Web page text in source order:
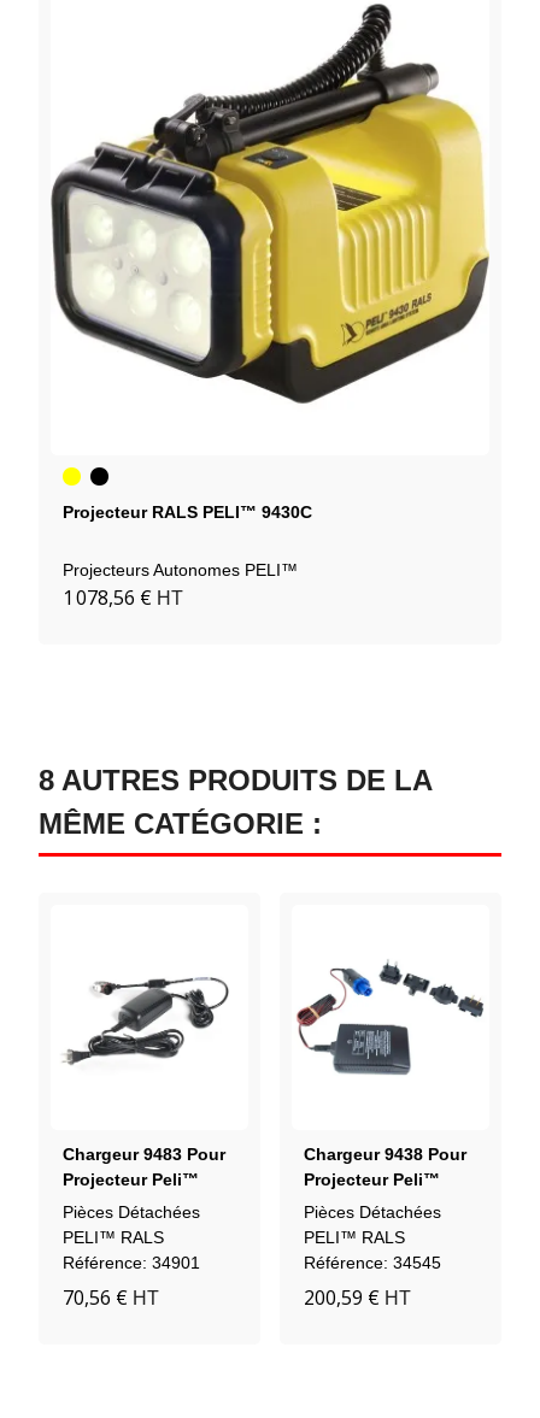
Jaune
Noir
Projecteur RALS PELI™ 9430C
Projecteurs Autonomes PELI™
1 078,56 € HT
8 AUTRES PRODUITS DE LA
MÊME CATÉGORIE :
Chargeur 9483 Pour
Projecteur Peli™
RALS 9440 9480
9490
Pièces Détachées
PELI™ RALS
Référence: 34901
70,56 € HT
Chargeur 9438 Pour
Projecteur Peli™
RALS 9430A
Pièces Détachées
PELI™ RALS
Référence: 34545
200,59 € HT